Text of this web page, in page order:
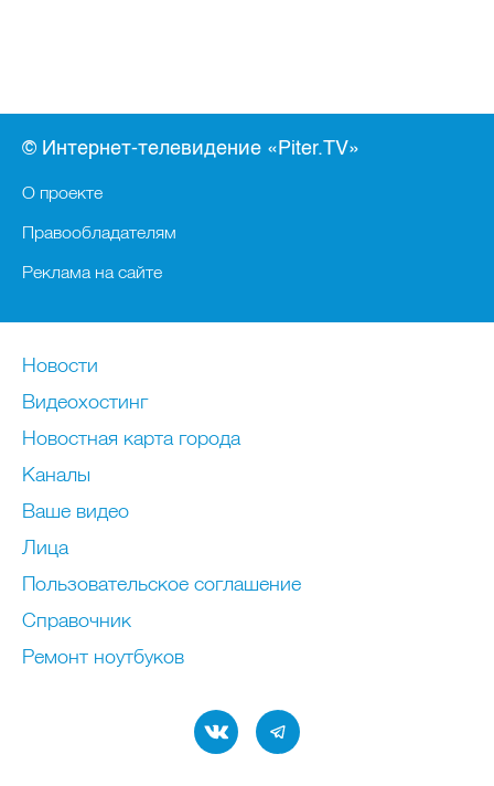
© Интернет-телевидение «Piter.TV»
О проекте
Правообладателям
Реклама на сайте
Новости
Видеохостинг
Новостная карта города
Каналы
Ваше видео
Лица
Пользовательское соглашение
Справочник
Ремонт нoутбуков